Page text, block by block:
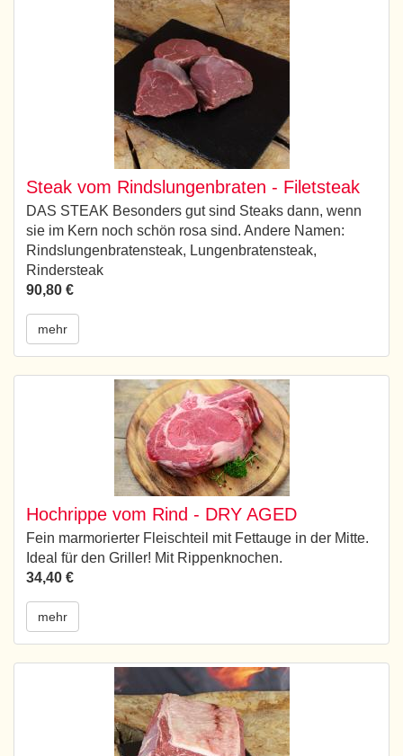
Steak vom Rindslungenbraten - Filetsteak
DAS STEAK Besonders gut sind Steaks dann, wenn
sie im Kern noch schön rosa sind. Andere Namen:
Rindslungenbratensteak, Lungenbratensteak,
Rindersteak
90,80 €
mehr
Hochrippe vom Rind - DRY AGED
Fein marmorierter Fleischteil mit Fettauge in der Mitte.
Ideal für den Griller! Mit Rippenknochen.
34,40 €
mehr